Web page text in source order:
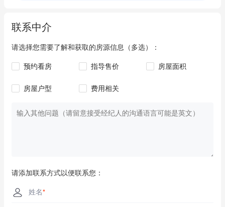
联系中介
请选择您需要了解和获取的房源信息（多选）：
预约看房 指导售价 房屋面积
房屋户型 费用相关
请添加联系方式以便联系您：
姓名*